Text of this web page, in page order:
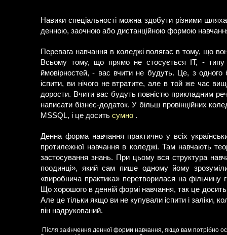
Навики спеціальності можна здобути різними
денною, заочною або дистанційною формою навчання.
Перевага навчання в коледжі полягає в тому, що
Всьому тому, що прямо не стосується IT, - типу
ймовірностей, - вас вчити не будуть. Це, з
іспити, ви нічого не втратите, але в той же час
дорости. Вчити вас будуть повністю прикладним
написати бізнес-додаток. У більш провінційних
MSSQL, і це досить сумно .
Денна форма навчання практично у всіх
протилежної навчання в коледжі. Там навчають
застосування знань. При цьому вся структура
поодинці», який сам пише одному йому
«виробнича практика» перетворилася на
Що хорошого в денній формі навчання, так це
Але це тільки якщо ви не купували іспити і
він надрукований.
Після закінчення денної форми навчання, якщо вам потрібно